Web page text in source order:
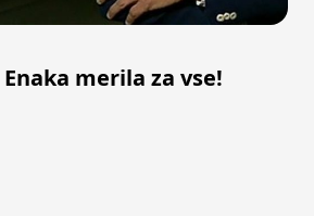
merila za vse!